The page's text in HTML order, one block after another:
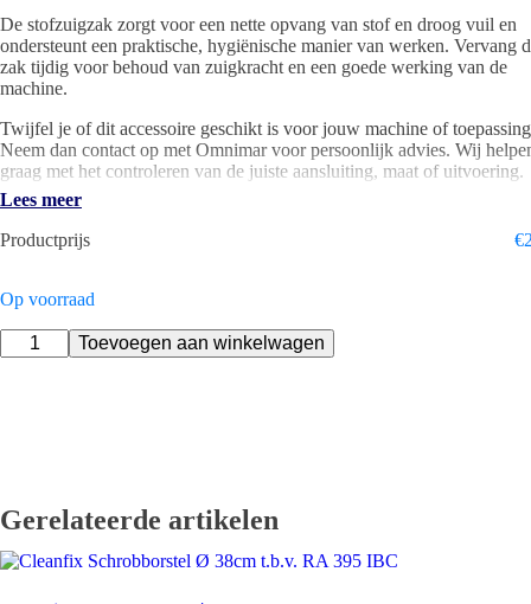
De stofzuigzak zorgt voor een nette opvang van stof en droog vuil en
ondersteunt een praktische, hygiënische manier van werken. Vervang
zak tijdig voor behoud van zuigkracht en een goede werking van de
machine.
Twijfel je of dit accessoire geschikt is voor jouw machine of
Neem dan contact op met Omnimar voor persoonlijk advies. Wij
graag met het controleren van de juiste aansluiting, maat of uitvoering.
Specificaties
Merk: Nilfisk
Geschikt voor: Alto Aero
Artikelnummer: M0950026
Lees meer
Productprijs
€
Op voorraad
Nilfisk
Stofzuigzak
stuks
-
Op
is
Toevoegen aan winkelwagen
Gerelateerde artikelen